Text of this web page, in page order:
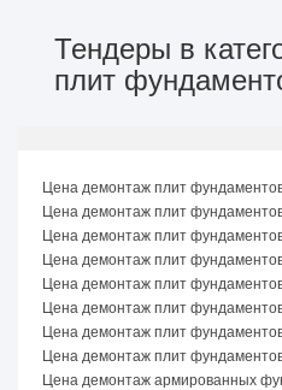
Тендеры в
плит
Цена демонтаж плит
Цена демонтаж плит
Цена демонтаж плит
Цена демонтаж плит
Цена демонтаж плит
Цена демонтаж плит
Цена демонтаж плит
Цена демонтаж плит фундаментов
Цена демонтаж армированных